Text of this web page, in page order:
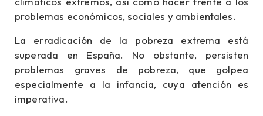
problemas económicos, sociales y ambientales.
La erradicación de la pobreza extrema está
superada en España. No obstante, persisten
problemas graves de pobreza, que golpea
especialmente a la infancia, cuya atención es
imperativa.